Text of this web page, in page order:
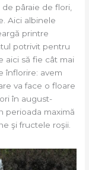
pâraie de flori,
Aici albinele
printre
potrivit pentru
aici să fie cât mai
înflorire: avem
va face o floare
în august-
perioada maximă
şi fructele roşii.